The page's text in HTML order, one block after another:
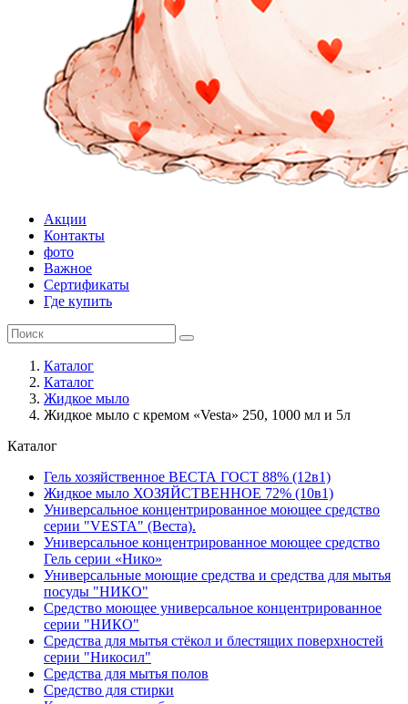
Акции
Контакты
фото
Важное
Сертификаты
Где купить
Каталог
Каталог
Жидкое мыло
Жидкое мыло с кремом «Vesta» 250, 1000 мл и 5л
Каталог
Гель хозяйственное ВЕСТА ГОСТ 88% (12в1)
Жидкое мыло ХОЗЯЙСТВЕННОЕ 72% (10в1)
Универсальное концентрированное моющее средство
серии "VESTA" (Веста).
Универсальное концентрированное моющее средство
Гель серии «Нико»
Универсальные моющие средства и средства для мытья
посуды "НИКО"
Средство моющее универсальное концентрированное
серии "НИКО"
Средства для мытья стёкол и блестящих поверхностей
серии "Никосил"
Средства для мытья полов
Средство для стирки